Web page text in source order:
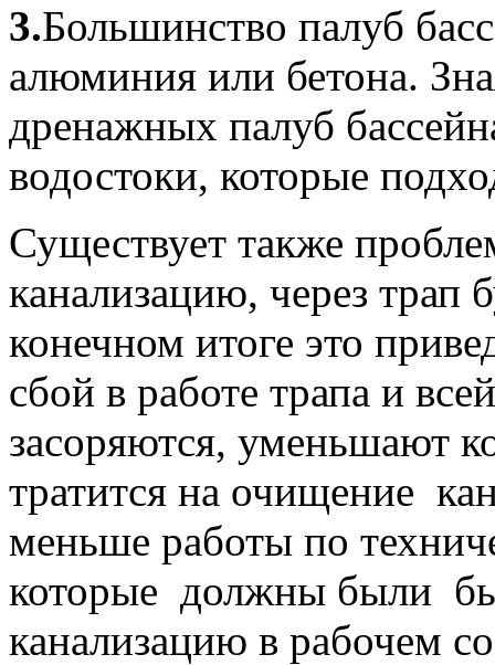
3.Большинство палуб
алюминия или бетона.
дренажных палуб
водостоки, которые
Существует также
канализацию, через трап
конечном итоге это
сбой в работе трапа и
засоряются, уменьшают
тратится на очищение
меньше работы по
которые должны были
канализацию в рабочем